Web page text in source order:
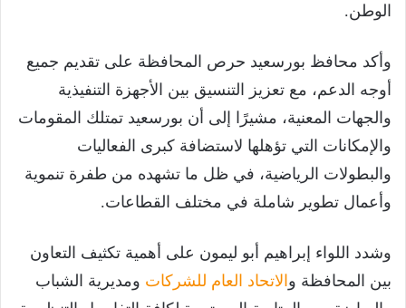
الوطن.
وأكد محافظ بورسعيد حرص المحافظة على تقديم جميع
أوجه الدعم، مع تعزيز التنسيق بين الأجهزة التنفيذية
والجهات المعنية، مشيرًا إلى أن بورسعيد تمتلك المقومات
والإمكانات التي تؤهلها لاستضافة كبرى الفعاليات
والبطولات الرياضية، في ظل ما تشهده من طفرة تنموية
وأعمال تطوير شاملة في مختلف القطاعات.
وشدد اللواء إبراهيم أبو ليمون على أهمية تكثيف التعاون
بين المحافظة والاتحاد العام للشركات ومديرية الشباب